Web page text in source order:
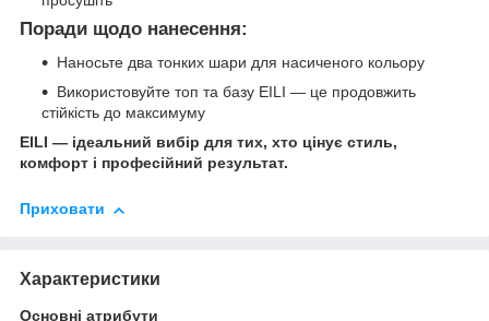
Поради щодо нанесення:
Наносьте два тонких шари для насиченого кольору
Використовуйте топ та базу EILI — це продовжить
стійкість до максимуму
EILI — ідеальний вибір для тих, хто цінує стиль,
комфорт і професійний результат.
Приховати
Характеристики
Основні атрибути